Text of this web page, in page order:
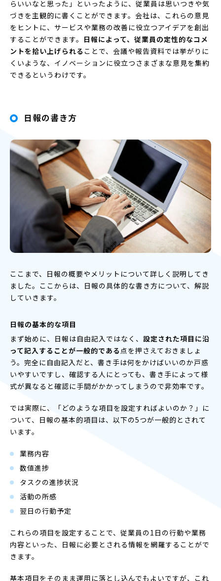
らいいなと思った」といったように、従業員は思いつきや気
づきを主観的に書くことができます。会社は、これらの意見
をヒントに、サービスや業務の改善に役立つアイデアを創出
することができます。 日報によって、従業員の定性的なコメ
ントを拾い上げられる ことで、会議や報告資料では挙がりに
くいような、イノベーションに役立つさまざまな意見を集約
できるというわけです。
日報の書き方
ここまで、日報の概要やメリットについて詳しく説明してき
ました。ここからは、日報の具体的な書き方について、解説
していきます。
日報の基本的な項目
まず始めに、日報は自由記入ではなく、 設定された項目に沿
って記入することが一般的である 点を押さえておきましょ
う。完全に自由記入だと、書き手は何をかけばいいのか戸惑
いやすいですし、確認する人にとっても、書き手によって様
式が異なると確認に手間がかかってしまうので非効率です。
では実際に、「どのような項目を設定すればよいのか？」に
ついて、日報の基本的項目は、以下の5つが一般的とされて
います。
業務内容
数値進捗
タスクの進捗状況
活動の所感
翌日の行動予定
これらの項目を設定することで、従業員の1日の行動や業務
内容といった、日報に必要とされる情報を網羅することがで
きます。
基本項目をそのまま運用に落とし込んでもよいですが、これ